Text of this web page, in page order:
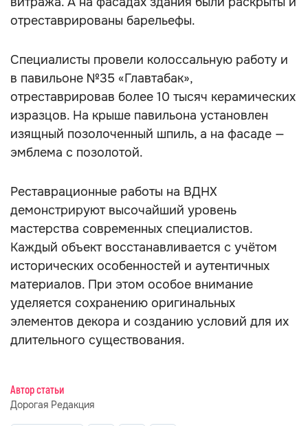
отреставрированы барельефы.
Специалисты провели колоссальную работу и
в павильоне №35 «Главтабак»,
отреставрировав более 10 тысяч керамических
изразцов. На крыше павильона установлен
изящный позолоченный шпиль, а на фасаде —
эмблема с позолотой.
Реставрационные работы на ВДНХ
демонстрируют высочайший уровень
мастерства современных специалистов.
Каждый объект восстанавливается с учётом
исторических особенностей и аутентичных
материалов. При этом особое внимание
уделяется сохранению оригинальных
элементов декора и созданию условий для их
длительного существования.
Автор статьи
Дорогая Редакция